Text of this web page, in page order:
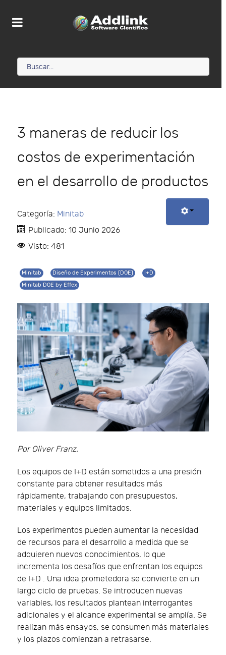
3 maneras de reducir los
costos de experimentación
en el desarrollo de productos
Categoría: Minitab
Publicado: 10 Junio 2026
Visto: 481
Minitab Diseño de Experimentos (DOE)
I+D
Minitab DOE by Effex
Por Oliver Franz.
Los equipos de I+D están sometidos a una presión
constante para obtener resultados más
rápidamente, trabajando con presupuestos,
materiales y equipos limitados.
Los experimentos pueden aumentar la necesidad
de recursos para el desarrollo a medida que se
adquieren nuevos conocimientos, lo que
incrementa los desafíos que enfrentan los equipos
de I+D . Una idea prometedora se convierte en un
largo ciclo de pruebas. Se introducen nuevas
variables, los resultados plantean interrogantes
adicionales y el alcance experimental se amplía. Se
realizan más ensayos, se consumen más materiales
y los plazos comienzan a retrasarse.